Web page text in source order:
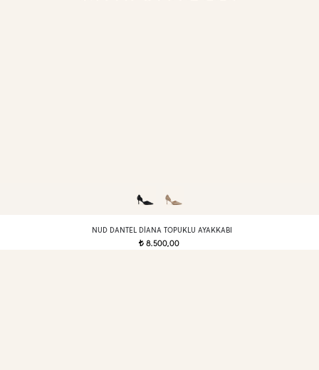
NUD DANTEL DIANA TOPUKLU AYAKKABI
t8.500,00